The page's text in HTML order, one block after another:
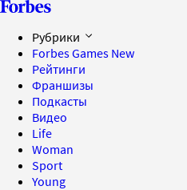
Рубрики
Forbes Games New
Рейтинги
Франшизы
Подкасты
Видео
Life
Woman
Sport
Young